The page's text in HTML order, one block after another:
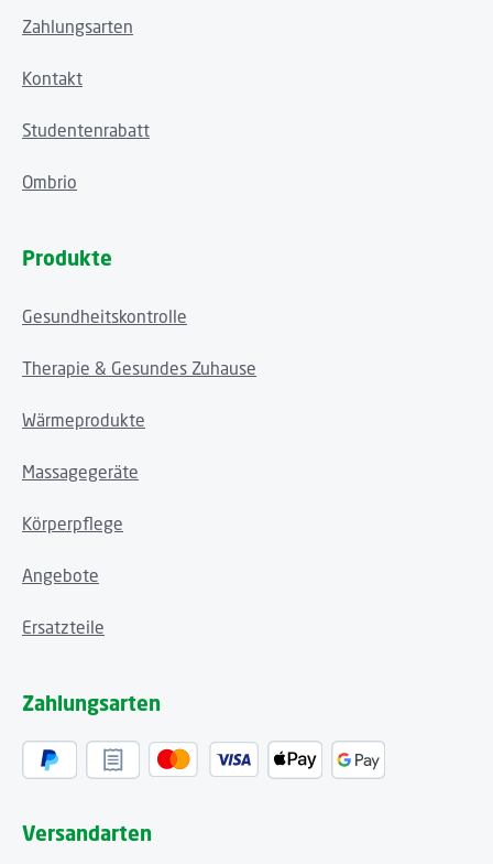
Zahlungsarten
Kontakt
Studentenrabatt
Ombrio
Produkte
Gesundheitskontrolle
Therapie & Gesundes Zuhause
Wärmeprodukte
Massagegeräte
Körperpflege
Angebote
Ersatzteile
Zahlungsarten
Versandarten